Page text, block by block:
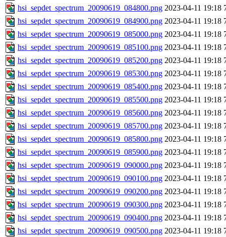
hsi_sepdet_spectrum_20090619_084800.png 2023-04-11 19:18
hsi_sepdet_spectrum_20090619_084900.png 2023-04-11 19:18
hsi_sepdet_spectrum_20090619_085000.png 2023-04-11 19:18
hsi_sepdet_spectrum_20090619_085100.png 2023-04-11 19:18
hsi_sepdet_spectrum_20090619_085200.png 2023-04-11 19:18
hsi_sepdet_spectrum_20090619_085300.png 2023-04-11 19:18
hsi_sepdet_spectrum_20090619_085400.png 2023-04-11 19:18
hsi_sepdet_spectrum_20090619_085500.png 2023-04-11 19:18
hsi_sepdet_spectrum_20090619_085600.png 2023-04-11 19:18
hsi_sepdet_spectrum_20090619_085700.png 2023-04-11 19:18
hsi_sepdet_spectrum_20090619_085800.png 2023-04-11 19:18
hsi_sepdet_spectrum_20090619_085900.png 2023-04-11 19:18
hsi_sepdet_spectrum_20090619_090000.png 2023-04-11 19:18
hsi_sepdet_spectrum_20090619_090100.png 2023-04-11 19:18
hsi_sepdet_spectrum_20090619_090200.png 2023-04-11 19:18
hsi_sepdet_spectrum_20090619_090300.png 2023-04-11 19:18
hsi_sepdet_spectrum_20090619_090400.png 2023-04-11 19:18
hsi_sepdet_spectrum_20090619_090500.png 2023-04-11 19:18